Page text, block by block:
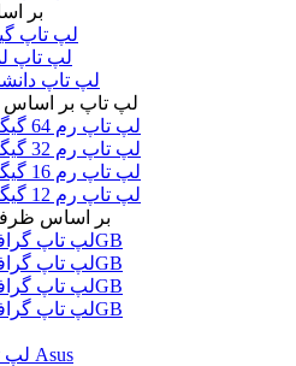
بر
لپ تاپ
لپ تاپ
لپ تاپ
لپ تاپ بر
لپ تاپ رم 64 گیگابایت
لپ تاپ رم 32 گیگابایت
لپ تاپ رم 16 گیگابایت
لپ تاپ رم 12 گیگابایت
بر اساس
لپ تاپ گرافیک 8GB
لپ تاپ گرافیک 6GB
لپ تاپ گرافیک 4GB
لپ تاپ گرافیک 2GB
لپ تاپ گیمینگ Asus